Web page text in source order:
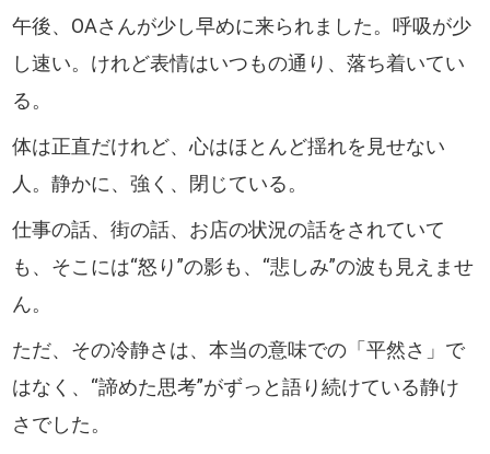
午後、OAさんが少し早めに来られました。呼吸が少
し速い。けれど表情はいつもの通り、落ち着いてい
る。
体は正直だけれど、心はほとんど揺れを見せない
人。静かに、強く、閉じている。
仕事の話、街の話、お店の状況の話をされていて
も、そこには“怒り”の影も、“悲しみ”の波も見えませ
ん。
ただ、その冷静さは、本当の意味での「平然さ」で
はなく、“諦めた思考”がずっと語り続けている静け
さでした。